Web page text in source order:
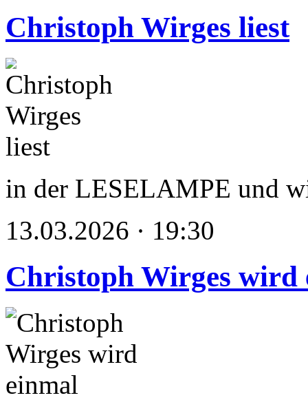
Christoph Wirges liest
in der LESELAMPE und
13.03.2026 · 19:30
Christoph Wirges wird